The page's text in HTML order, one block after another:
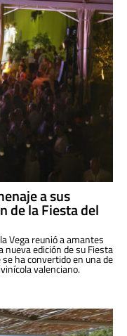
a sus
de la Fiesta del
Vega reunió a amantes
nueva edición de su Fiesta
se ha convertido en una de
valenciano.